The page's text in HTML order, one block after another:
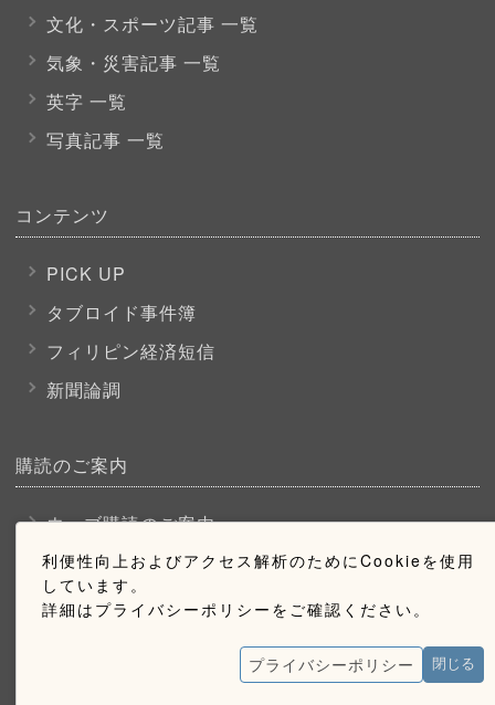
利便性向上およびアクセス解析のためにCookieを使用
しています。
詳細はプライバシーポリシーをご確認ください。
プライバシーポリシー 閉じる
文化・スポーツ記事 一覧
気象・災害記事 一覧
英字 一覧
写真記事 一覧
コンテンツ
PICK UP
タブロイド事件簿
フィリピン経済短信
新聞論調
購読のご案内
ウェブ購読のご案内
お問い合わせ